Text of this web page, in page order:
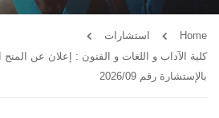
Home
استشارات
كلية الآداب و اللغات و الفنون : إعلان عن
بالإستشارة رقم 2026/09